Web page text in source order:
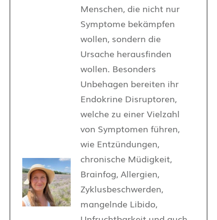
Menschen, die nicht nur
Symptome bekämpfen
wollen, sondern die
Ursache herausfinden
wollen. Besonders
Unbehagen bereiten ihr
Endokrine Disruptoren,
welche zu einer Vielzahl
von Symptomen führen,
wie Entzündungen,
chronische Müdigkeit,
Brainfog, Allergien,
Zyklusbeschwerden,
mangelnde Libido,